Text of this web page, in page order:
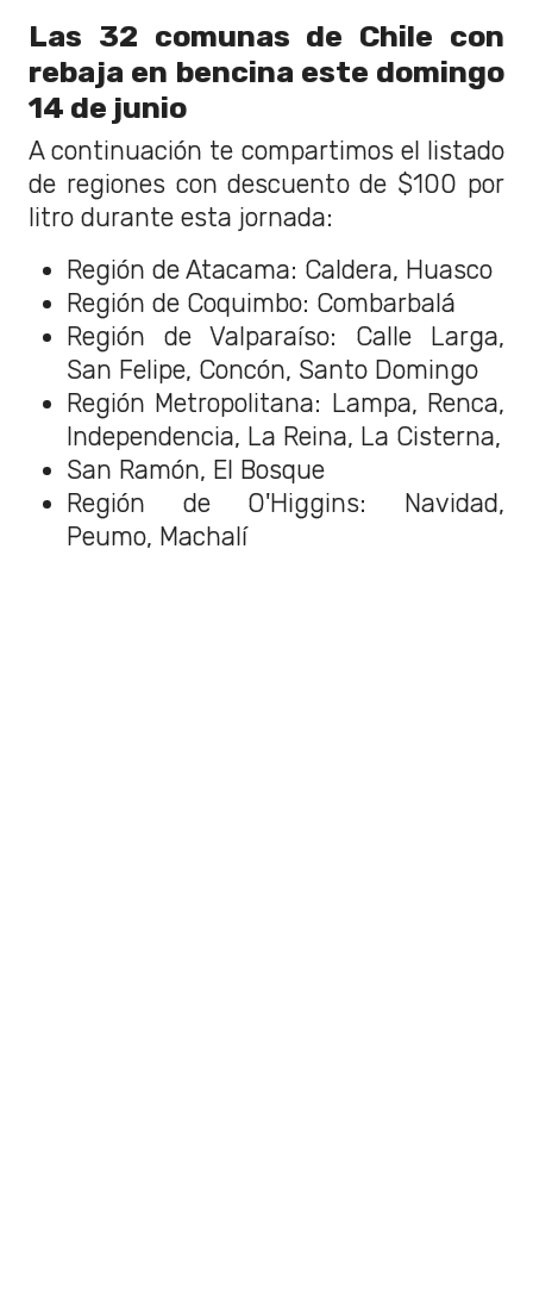
Las 32 comunas de Chile con
rebaja en bencina este domingo
14 de junio
A continuación te compartimos el listado
de regiones con descuento de $100 por
litro durante esta jornada:
Región de Atacama: Caldera, Huasco
Región de Coquimbo: Combarbalá
Región de Valparaíso: Calle Larga,
San Felipe, Concón, Santo Domingo
Región Metropolitana: Lampa, Renca,
Independencia, La Reina, La Cisterna,
San Ramón, El Bosque
Región de O'Higgins: Navidad,
Peumo, Machalí